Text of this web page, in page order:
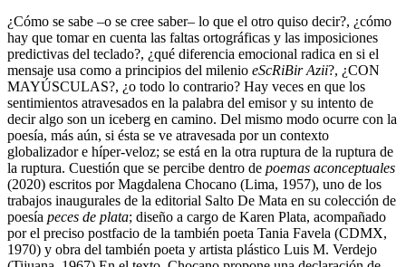
¿Cómo se sabe –o se cree saber– lo que el otro quiso decir?, ¿cómo
hay que tomar en cuenta las faltas ortográficas y las imposiciones
predictivas del teclado?, ¿qué diferencia emocional radica en si el
mensaje usa como a principios del milenio eScRiBir Azii?, ¿CON
MAYÚSCULAS?, ¿o todo lo contrario? Hay veces en que los
sentimientos atravesados en la palabra del emisor y su intento de
decir algo son un iceberg en camino. Del mismo modo ocurre con la
poesía, más aún, si ésta se ve atravesada por un contexto
globalizador e híper-veloz; se está en la otra ruptura de la ruptura de
la ruptura. Cuestión que se percibe dentro de poemas aconceptuales
(2020) escritos por Magdalena Chocano (Lima, 1957), uno de los
trabajos inaugurales de la editorial Salto De Mata en su colección de
poesía peces de plata; diseño a cargo de Karen Plata, acompañado
por el preciso postfacio de la también poeta Tania Favela (CDMX,
1970) y obra del también poeta y artista plástico Luis M. Verdejo